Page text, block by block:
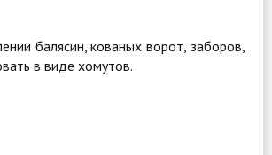
балясин, кованых ворот, заборов,
в виде хомутов.